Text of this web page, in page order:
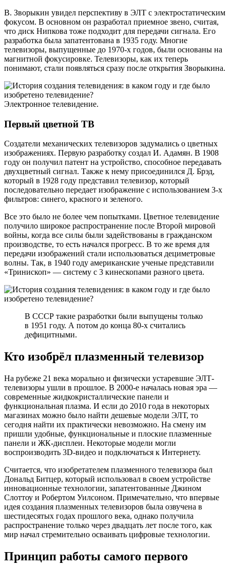
В. Зворыкин увидел перспективу в ЭЛТ с электростатическим
фокусом. В основном он разработал приемное звено, считая,
что диск Нипкова тоже подходит для передачи сигнала. Его
разработка была запатентована в 1935 году. Многие
телевизоры, выпущенные до 1970-х годов, были основаны на
магнитной фокусировке. Телевизоры, как их теперь
понимают, стали появляться сразу после открытия Зворыкина.
Электронное телевидение.
Первый цветной ТВ
Создатели механических телевизоров задумались о цветных
изображениях. Первую разработку создал И. Адамян. В 1908
году он получил патент на устройство, способное передавать
двухцветный сигнал. Также к нему присоединился Д. Брэд,
который в 1928 году представил телевизор, который
последовательно передает изображение с использованием 3-х
фильтров: синего, красного и зеленого.
Все это было не более чем попытками. Цветное телевидение
получило широкое распространение после Второй мировой
войны, когда все силы были задействованы в гражданском
производстве, то есть начался прогресс. В то же время для
передачи изображений стали использоваться дециметровые
волны. Так, в 1940 году американские ученые представили
«Тринископ» — систему с 3 кинескопами разного цвета.
В СССР такие разработки были выпущены только
в 1951 году. А потом до конца 80-х считались
дефицитными.
Кто изобрёл плазменный телевизор
На рубеже 21 века морально и физически устаревшие ЭЛТ-
телевизоры ушли в прошлое. В 2000-е началась новая эра —
современные жидкокристаллические панели и
функциональная плазма. И если до 2010 года в некоторых
магазинах можно было найти дешевые модели ЭЛТ, то
сегодня найти их практически невозможно. На смену им
пришли удобные, функциональные и плоские плазменные
панели и ЖК-дисплеи. Некоторые модели могли
воспроизводить 3D-видео и подключаться к Интернету.
Считается, что изобретателем плазменного телевизора был
Дональд Битцер, который использовал в своем устройстве
инновационные технологии, запатентованные Джином
Слоттоу и Робертом Уилсоном. Примечательно, что впервые
идея создания плазменных телевизоров была озвучена в
шестидесятых годах прошлого века, однако получила
распространение только через двадцать лет после того, как
мир начал стремительно осваивать цифровые технологии.
Принцип работы самого первого